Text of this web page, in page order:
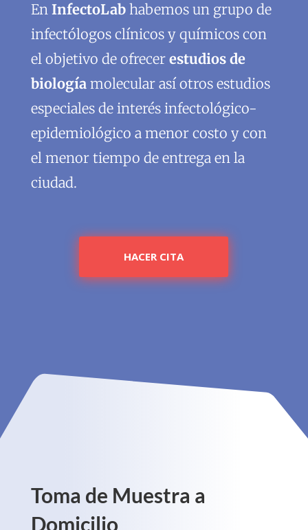
En InfectoLab habemos un grupo de
infectólogos clínicos y químicos con
el objetivo de ofrecer estudios de
biologíamolecular así otros estudios
especiales de interés infectológico-
epidemiológico a menor costo y con
el menor tiempo de entrega en la
ciudad.
HACER CITA
Toma de Muestra a
Domicilio